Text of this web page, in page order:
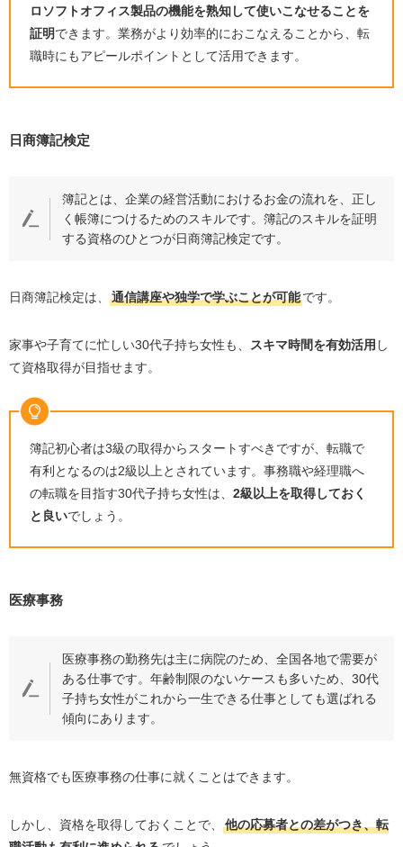
手厚いサポートが受けられる
条件交渉などを代行してくれる
ロソフトオフィス製品の機能を熟知して使いこなせることを
証明できます。業務がより効率的におこなえることから、転
職時にもアピールポイントとして活用できます。
日商簿記検定
簿記とは、企業の経営活動におけるお金の流れを、正し
く帳簿につけるためのスキルです。簿記のスキルを証明
する資格のひとつが日商簿記検定です。
日商簿記検定は、 通信講座や独学で学ぶことが可能です。
家事や子育てに忙しい30代子持ち女性も、 スキマ時間を有効活用 し
て資格取得が目指せます。
簿記初心者は3級の取得からスタートすべきですが、転職で
有利となるのは2級以上とされています。事務職や経理職へ
の転職を目指す30代子持ち女性は、 2級以上を取得しておく
と良いでしょう。
医療事務
医療事務の勤務先は主に病院のため、全国各地で需要が
ある仕事です。年齢制限のないケースも多いため、30代
子持ち女性がこれから一生できる仕事としても選ばれる
傾向にあります。
無資格でも医療事務の仕事に就くことはできます。
しかし、資格を取得しておくことで、
他の応募者との差がつき、転